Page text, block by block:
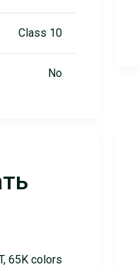
Class 10
No
65K colors